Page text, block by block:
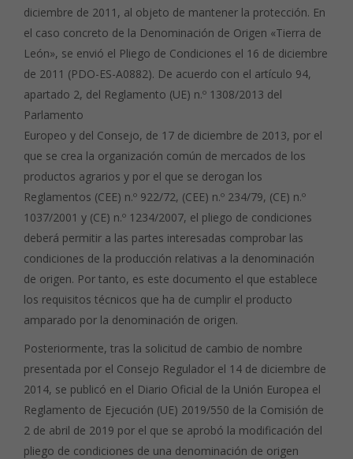
diciembre de 2011, al objeto de mantener la protección. En
el caso concreto de la Denominación de Origen «Tierra de
León», se envió el Pliego de Condiciones el 16 de diciembre
de 2011 (PDO-ES-A0882). De acuerdo con el artículo 94,
apartado 2, del Reglamento (UE) n.º 1308/2013 del
Parlamento
Europeo y del Consejo, de 17 de diciembre de 2013, por el
que se crea la organización común de mercados de los
productos agrarios y por el que se derogan los
Reglamentos (CEE) n.º 922/72, (CEE) n.º 234/79, (CE) n.º
1037/2001 y (CE) n.º 1234/2007, el pliego de condiciones
deberá permitir a las partes interesadas comprobar las
condiciones de la producción relativas a la denominación
de origen. Por tanto, es este documento el que establece
los requisitos técnicos que ha de cumplir el producto
amparado por la denominación de origen.
Posteriormente, tras la solicitud de cambio de nombre
presentada por el Consejo Regulador el 14 de diciembre de
2014, se publicó en el Diario Oficial de la Unión Europea el
Reglamento de Ejecución (UE) 2019/550 de la Comisión de
2 de abril de 2019 por el que se aprobó la modificación del
pliego de condiciones de una denominación de origen